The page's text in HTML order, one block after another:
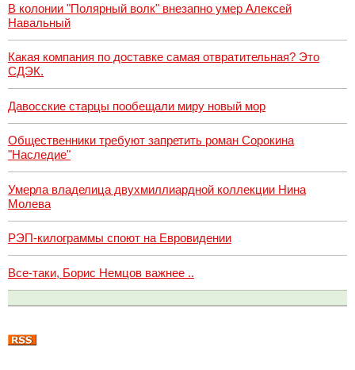
В колонии "Полярный волк" внезапно умер Алексей
Навальный
Какая компания по доставке самая отвратительная? Это
СДЭК.
Давосские старцы пообещали миру новый мор
Общественники требуют запретить роман Сорокина
"Наследие"
Умерла владелица двухмиллиардной коллекции Нина
Молева
РЭП-килограммы споют на Евровидении
Все-таки, Борис Немцов важнее ..